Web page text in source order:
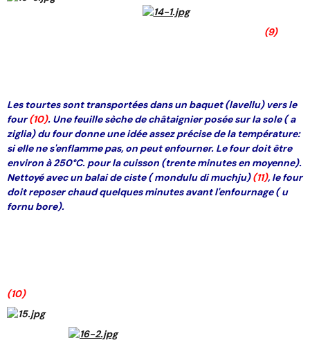
(9)
Les tourtes sont transportées dans un baquet (lavellu) vers le
four(10). Une feuille sèche de châtaignier posée sur la sole ( a
ziglia) du four donne une idée assez précise de la température:
si elle ne s'enflamme pas, on peut enfourner. Le four doit être
environ à 250°C. pour la cuisson (trente minutes en moyenne).
Nettoyé avec un balai de ciste ( mondulu di muchju)(11), le four
doit reposer chaud quelques minutes avant l'enfournage ( u
fornu bore).
(10)